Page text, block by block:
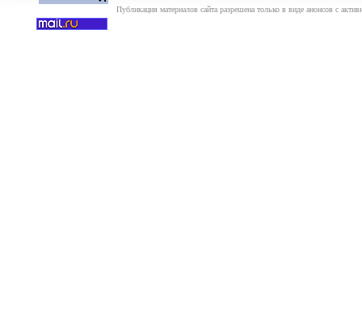
Публикация материалов сайта разрешена только в виде анонсов с